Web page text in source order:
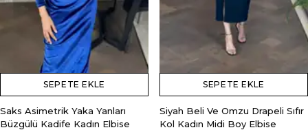
SEPETE EKLE
Saks Asimetrik Yaka Yanları
Büzgülü Kadife Kadın Elbise
SEPETE EKLE
Siyah Beli Ve Omzu Drapeli Sıfır
Kol Kadın Midi Boy Elbise